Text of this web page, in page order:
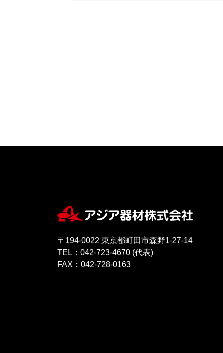
〒194-0022 東京都町田市森野1-27-14
TEL：042-723-4670 (代表)
FAX：042-728-0163